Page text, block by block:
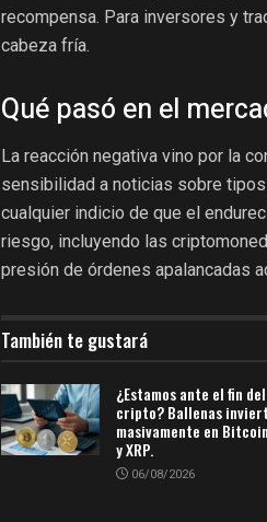
recompensa. Para inversores y
cabeza fría.
Qué pasó en el
La reacción negativa vino por la
sensibilidad a noticias sobre
cualquier indicio de que el
riesgo, incluyendo las
presión de órdenes apalancadas
También te gustará
¿Estamos ante el fin
cripto? Ballenas
masivamente en
y XRP.
06/08/2026